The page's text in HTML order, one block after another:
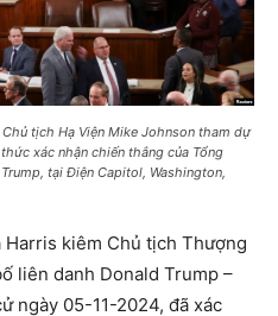
tịch Hạ Viện Mike Johnson tham dự
xác nhận chiến thắng của Tổng
tại Điện Capitol, Washington,
Harris kiêm Chủ tịch Thượng
liên danh Donald Trump –
ngày 05-11-2024, đã xác